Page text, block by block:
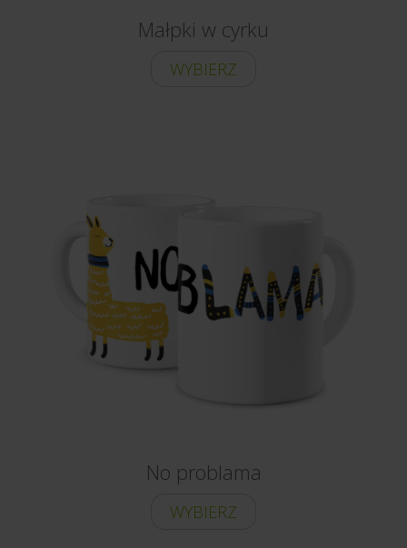
Małpki w cyrku
WYBIERZ
No problama
WYBIERZ